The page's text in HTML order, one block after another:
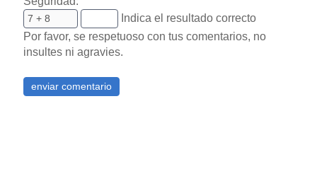
Indica el resultado correcto
Por favor, se respetuoso con tus comentarios, no
insultes ni agravies.